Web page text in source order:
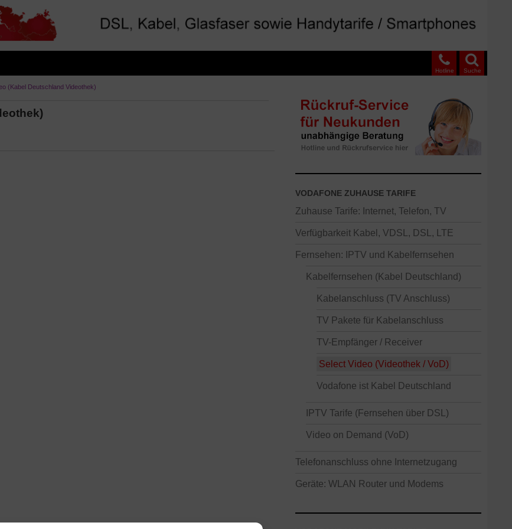
Suche
Hotline
(Kabel Deutschland Videothek)
VODAFONE ZUHAUSE TARIFE
Zuhause Tarife: Internet, Telefon, TV
Verfügbarkeit Kabel, VDSL, DSL, LTE
Fernsehen: IPTV und Kabelfernsehen
Kabelfernsehen (Kabel Deutschland)
Kabelanschluss (TV Anschluss)
TV Pakete für Kabelanschluss
TV-Empfänger / Receiver
Select Video (Videothek / VoD)
Vodafone ist Kabel Deutschland
IPTV Tarife (Fernsehen über DSL)
Video on Demand (VoD)
Telefonanschluss ohne Internetzugang
Geräte: WLAN Router und Modems